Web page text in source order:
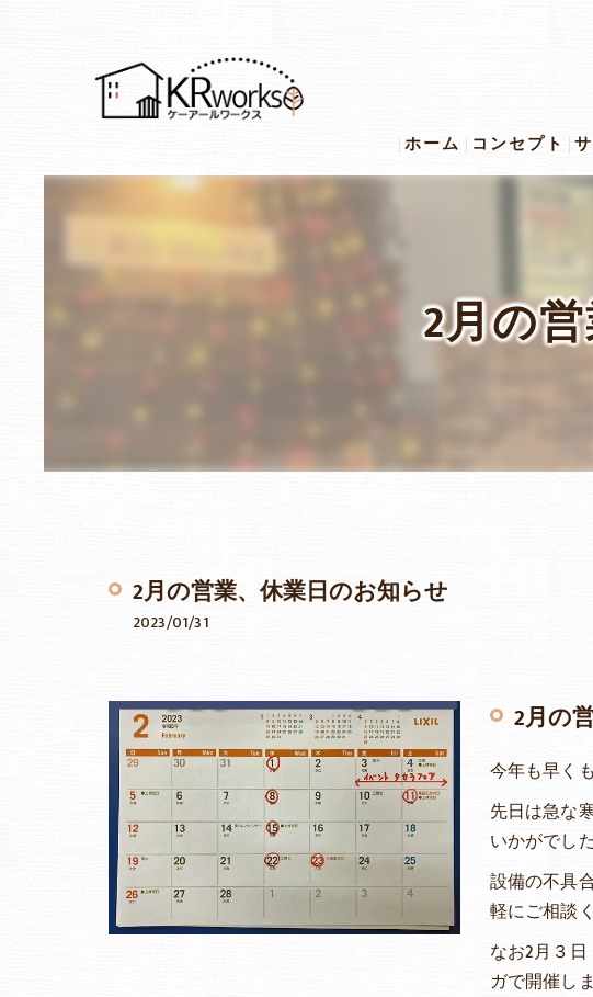
ホーム コンセプト
2月の
2月の営業、休業日のお知らせ
2023/01/31
2月の
今年も早く
先日は急な
いかがでし
設備の不具
軽にご相談
なお2月３
ガで開催し